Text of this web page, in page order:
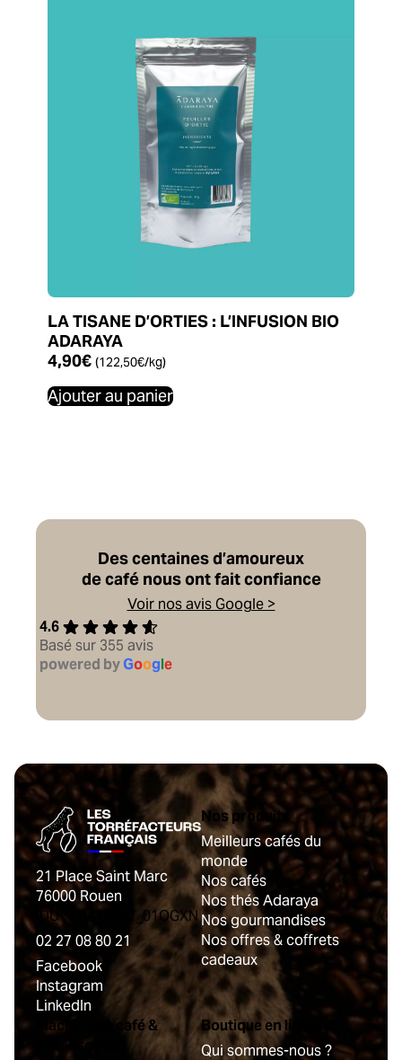
LA TISANE D’ORTIES : L’INFUSION BIO
ADARAYA
4,90€ (122,50€/kg)
Ajouter au panier
Des centaines d’amoureux
de café nous ont fait confiance
Voir nos avis Google >
4.6
Basé sur 355 avis
powered byGoogle
21 Place Saint Marc
76000 Rouen
IDU : FR475642_01OGXN
02 27 08 80 21
Facebook
Instagram
LinkedIn
Nos produits
Meilleurs cafés du
monde
Nos cafés
Nos thés Adaraya
Nos gourmandises
Nos offres & coffrets
cadeaux
Machines à café &
accessoires
Boutique en ligne
Qui sommes-nous ?